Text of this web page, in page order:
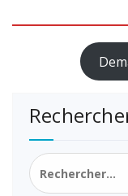
Rechercher :